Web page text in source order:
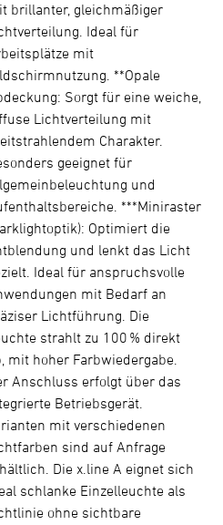
brillanter, gleichmäßiger
Ideal für
mit
**Opale
Sorgt für eine weiche,
Lichtverteilung mit
Charakter.
geeignet für
und
***Miniraster
Optimiert die
und lenkt das Licht
Ideal für anspruchsvolle
mit Bedarf an
Lichtführung. Die
strahlt zu 100 % direkt
mit hoher Farbwiedergabe.
Anschluss erfolgt über das
Betriebsgerät.
mit verschiedenen
sind auf Anfrage
Die x.line A eignet sich
schlanke Einzelleuchte als
ohne sichtbare